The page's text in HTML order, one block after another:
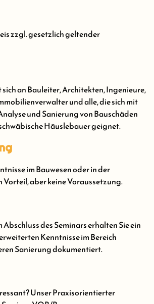
zzgl. gesetzlich geltender
an Bauleiter, Architekten, Ingenieure,
und alle, die sich mit
und Sanierung von Bauschäden
Häuslebauer geignet.
im Bauwesen oder in der
aber keine Voraussetzung.
des Seminars erhalten Sie ein
Kenntnisse im Bereich
Sanierung dokumentiert.
Unser Praxisorientierter